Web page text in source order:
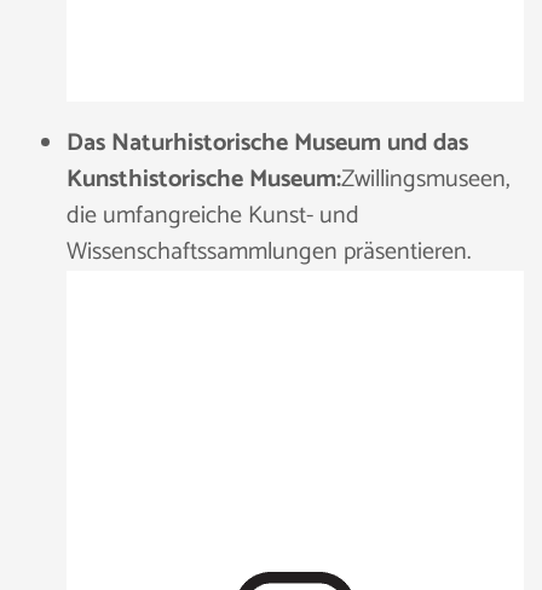
Das Naturhistorische Museum und das
Kunsthistorische Museum:Zwillingsmuseen,
die umfangreiche Kunst- und
Wissenschaftssammlungen präsentieren.